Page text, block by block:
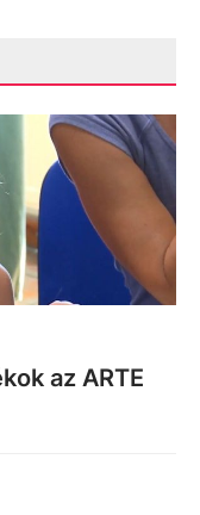
az ARTE